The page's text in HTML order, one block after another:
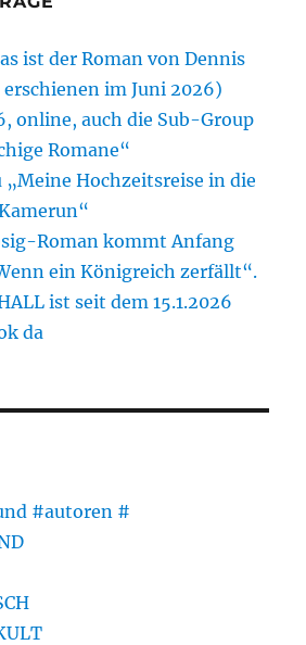
ist der Roman von Dennis
im Juni 2026)
online, auch die Sub-Group
Romane“
„Meine Hochzeitsreise in die
Roman kommt Anfang
ein Königreich zerfällt“.
ist seit dem 15.1.2026
da
#autoren #